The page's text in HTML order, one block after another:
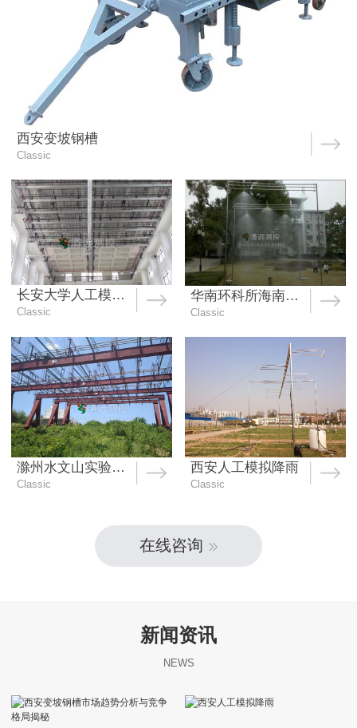
西安变坡钢槽
Classic
长安大学人工模拟降雨大厅（带有马道和遮雨槽）
Classic
华南环科所海南照片全自动便携式人工模拟降雨
Classic
滁州水文山实验站的全自动人工模拟降雨
Classic
西安人工模拟降雨
Classic
在线咨询
新闻资讯
NEWS